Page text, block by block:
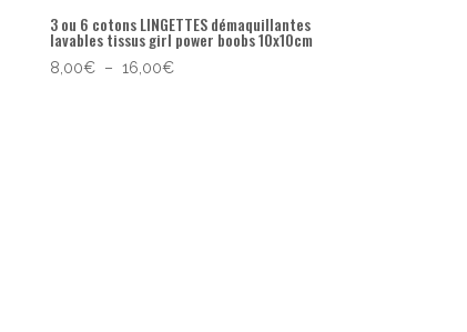
3 ou 6 cotons LINGETTES démaquillantes
lavables tissus girl power boobs 10x10cm
8,00€ – 16,00€Plage